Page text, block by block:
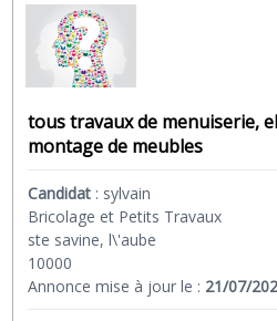
tous travaux de menuiserie,
montage de meubles
Candidat : sylvain
Bricolage et Petits Travaux
ste savine, l\'aube
10000
Annonce mise à jour le : 21/07/